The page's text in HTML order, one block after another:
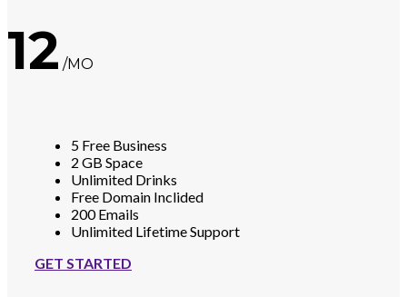
12 /MO
5 Free Business
2 GB Space
Unlimited Drinks
Free Domain Inclided
200 Emails
Unlimited Lifetime Support
GET STARTED